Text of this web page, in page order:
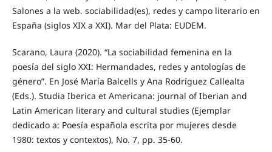
Salones a la web. sociabilidad(es), redes y campo literario en
España (siglos XIX a XXI). Mar del Plata: EUDEM.
Scarano, Laura (2020). “La sociabilidad femenina en la
poesía del siglo XXI: Hermandades, redes y antologías de
género”. En José María Balcells y Ana Rodríguez Callealta
(Eds.). Studia Iberica et Americana: journal of Iberian and
Latin American literary and cultural studies (Ejemplar
dedicado a: Poesía española escrita por mujeres desde
1980: textos y contextos), No. 7, pp. 35-60.